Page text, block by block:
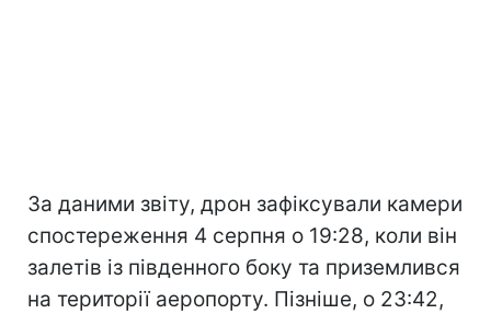
За даними звіту, дрон зафіксували камери
спостереження 4 серпня о 19:28, коли він
залетів із південного боку та приземлився
на території аеропорту. Пізніше, о 23:42,